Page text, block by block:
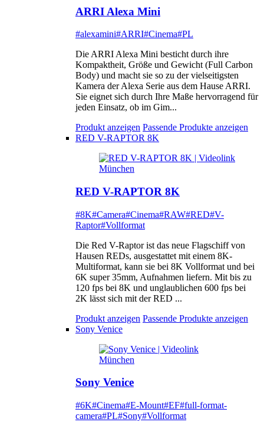
ARRI Alexa Mini
#alexamini#ARRI#Cinema#PL
Die ARRI Alexa Mini besticht durch ihre
Kompaktheit, Größe und Gewicht (Full Carbon
Body) und macht sie so zu der vielseitigsten
Kamera der Alexa Serie aus dem Hause ARRI.
Sie eignet sich durch Ihre Maße hervorragend für
jeden Einsatz, ob im Gim...
Produkt anzeigen Passende Produkte anzeigen
RED V-RAPTOR 8K
RED V-RAPTOR 8K
#8K#Camera#Cinema#RAW#RED#V-
Raptor#Vollformat
Die Red V-Raptor ist das neue Flagschiff von
Hausen REDs, ausgestattet mit einem 8K-
Multiformat, kann sie bei 8K Vollformat und bei
6K super 35mm, Aufnahmen liefern. Mit bis zu
120 fps bei 8K und unglaublichen 600 fps bei
2K lässt sich mit der RED ...
Produkt anzeigen Passende Produkte anzeigen
Sony Venice
Sony Venice
#6K#Cinema#E-Mount#EF#full-format-
camera#PL#Sony#Vollformat